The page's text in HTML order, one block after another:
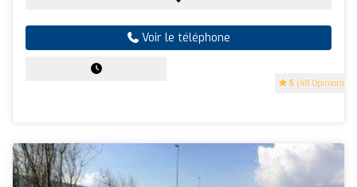
5 (48 Opinions)
Voir le téléphone